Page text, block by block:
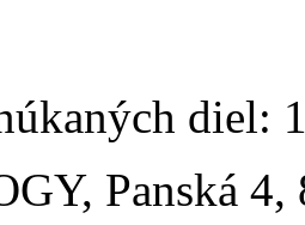
diel:
Panská